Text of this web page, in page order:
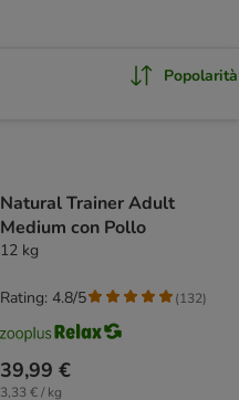
Popolarità
Natural Trainer Adult
Medium con Pollo
12 kg
39,99 €
3,33 € / kg
Rating: 4.8/5 (132)